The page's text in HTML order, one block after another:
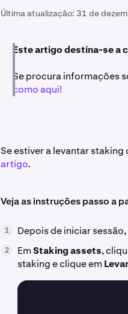
Última atualização: 31 de
Este artigo destina-se a
Se procura informações
como aqui!
Se estiver a levantar
artigo.
Veja as instruções passo a
1 Depois de iniciar
2 EmStaking assets,
staking e clique em